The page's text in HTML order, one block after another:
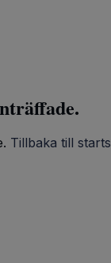
Tillbaka till